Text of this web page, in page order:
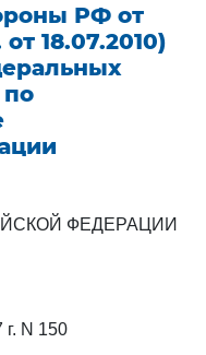
РФ от
18.07.2010)
ФЕДЕРАЦИИ
г. N 150